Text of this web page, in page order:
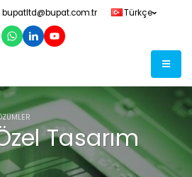
bupatltd@bupat.com.tr Türkçe
Tasarım